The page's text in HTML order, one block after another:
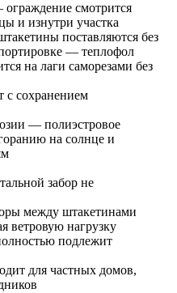
ограждение смотрится
и изнутри участка
поставляются без
— теплофол
на лаги саморезами без
с сохранением
— полиэстровое
на солнце и
забор не
между штакетинами
ветровую нагрузку
подлежит
для частных домов,